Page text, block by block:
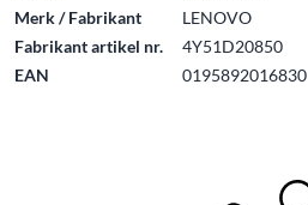
Merk / Fabrikant
LENOVO
Fabrikant artikel nr.
4Y51D20850
EAN
0195892016830